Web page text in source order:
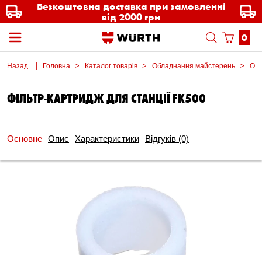
Безкоштовна доставка при замовленні
від 2000 грн
0
Назад Головна Каталог товарів Обладнання майстерень
ФІЛЬТР-КАРТРИДЖ ДЛЯ СТАНЦІЇ FK500
Основне Опис Характеристики Відгуків (0)